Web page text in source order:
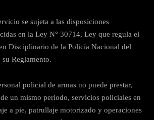
se sujeta a las disposiciones
en la Ley N° 30714, Ley que regula el
Disciplinario de la Policía Nacional del
su Reglamento.
policial de armas no puede prestar,
un mismo periodo, servicios policiales en
a pie, patrullaje motorizado y operaciones